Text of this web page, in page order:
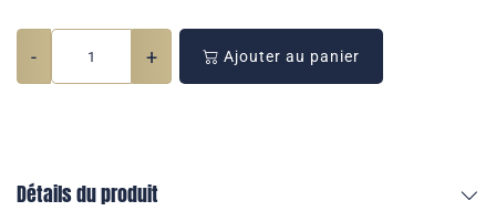
- + Ajouter au panier
Détails du produit